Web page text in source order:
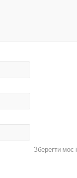
Зберегти моє